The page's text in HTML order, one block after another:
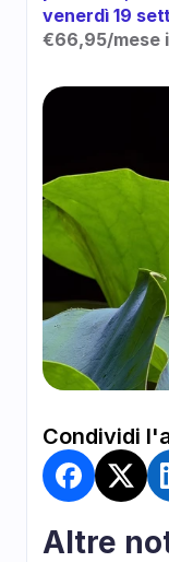
venerdì 19
€66,95/mese
Condividi
Altre